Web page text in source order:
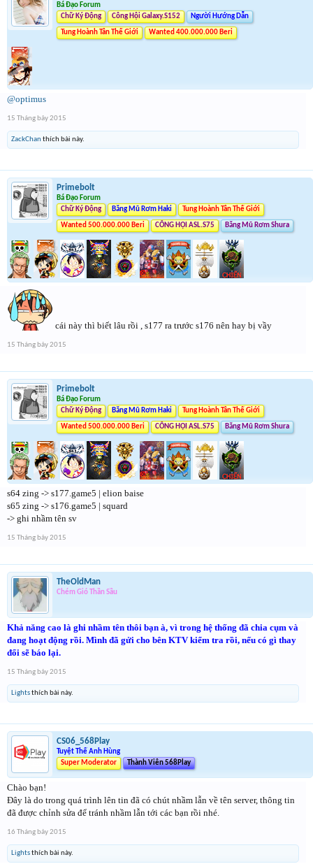
Bá Đạo Forum
Chữ Ký Động
Công Hội Galaxy.S152 Người Hướng Dẫn
Tung Hoành Tân Thế Giới Wanted 400.000.000 Beri
@optimus
15 Tháng bảy 2015
ZackChanthích bài này.
Primebolt
Bá Đạo Forum
Chữ Ký Động
Băng Mũ Rơm Haki Tung Hoành Tân Thế Giới
Wanted 500.000.000 Beri CÔNG HỘI ASL.S75 Băng Mũ Rơm Shura
cái này thì biết lâu rồi , s177 ra trước s176 nên hay bị vầy
15 Tháng bảy 2015
Primebolt
Bá Đạo Forum
Chữ Ký Động
Băng Mũ Rơm Haki Tung Hoành Tân Thế Giới
Wanted 500.000.000 Beri CÔNG HỘI ASL.S75 Băng Mũ Rơm Shura
s64 zing -> s177.game5 | elion baise
s65 zing -> s176.game5 | squard
-> ghi nhầm tên sv
15 Tháng bảy 2015
TheOldMan
Chém Gió Thần Sầu
Khả năng cao là ghi nhầm tên thôi bạn à, vì trong hệ thống đã chia cụm và
đang hoạt động rồi. Mình đã gửi cho bên KTV kiểm tra rồi, nếu có gì thay
đổi sẽ báo lại.
15 Tháng bảy 2015
Lightsthích bài này.
CS06_568Play
Tuyệt Thế Anh Hùng
Super Moderator
Thành Viên 568Play
Chào bạn!
Đây là do trong quá trình lên tin đã có chút nhầm lẫn về tên server, thông tin
đã được chỉnh sửa để tránh nhầm lẫn tới các bạn rồi nhé.
16 Tháng bảy 2015
Lightsthích bài này.